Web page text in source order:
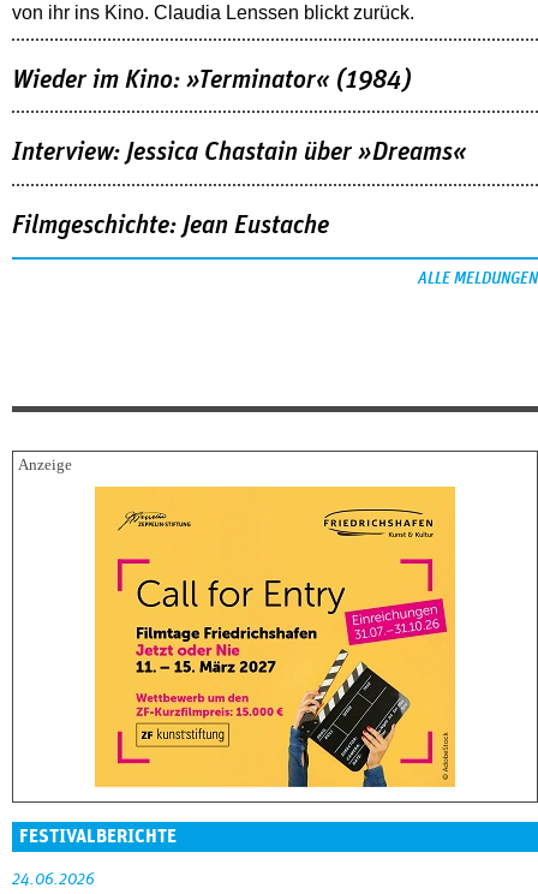
von ihr ins Kino. Claudia Lenssen blickt zurück.
Wieder im Kino: »Terminator« (1984)
Interview: Jessica Chastain über »Dreams«
Filmgeschichte: Jean Eustache
ALLE MELDUNGEN
FESTIVALBERICHTE
24.06.2026